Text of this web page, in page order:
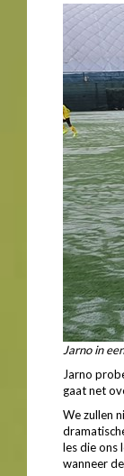
Jarno in
Jarno
gaat net
We zullen
les die ons
wanneer